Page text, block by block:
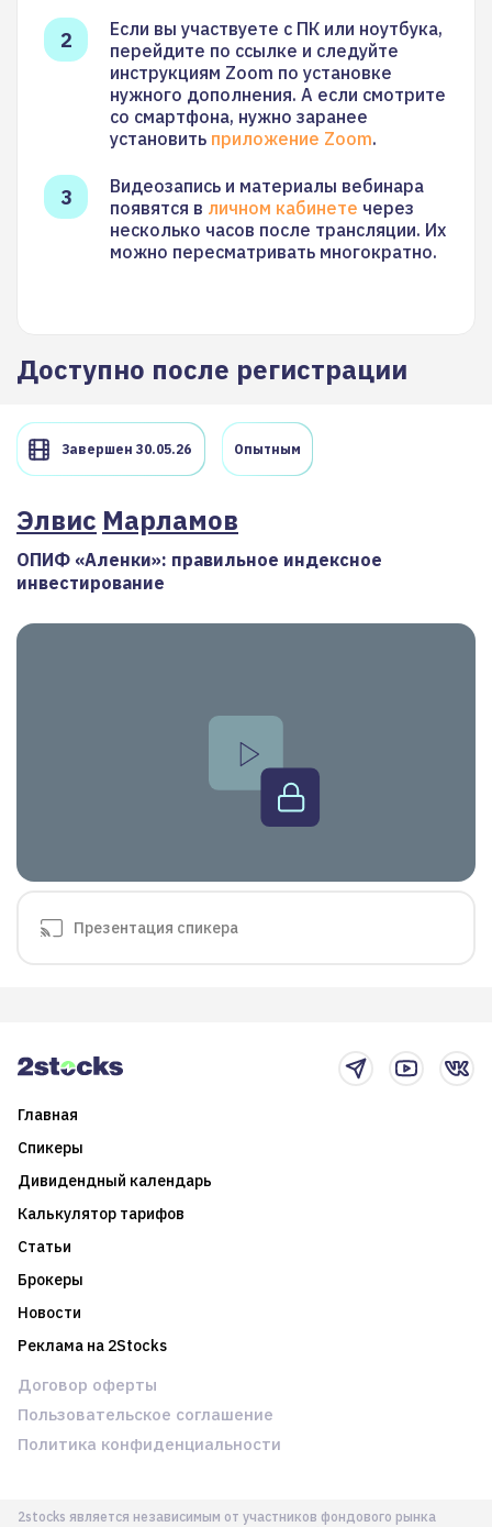
Если вы участвуете с ПК или ноутбука,
перейдите по ссылке и следуйте
инструкциям Zoom по установке
нужного дополнения. А если смотрите
со смартфона, нужно заранее
установить приложение Zoom.
Видеозапись и материалы вебинара
появятся в личном кабинете через
несколько часов после трансляции. Их
можно пересматривать многократно.
Доступно после регистрации
Завершен 30.05.26 Опытным
Элвис Марламов
ОПИФ «Аленки»: правильное индексное
инвестирование
Презентация спикера
Главная
Спикеры
Дивидендный календарь
Калькулятор тарифов
Статьи
Брокеры
Новости
Реклама на 2Stocks
2stocks является независимым от участников фондового рынка
Договор оферты
Пользовательское соглашение
Политика конфиденциальности